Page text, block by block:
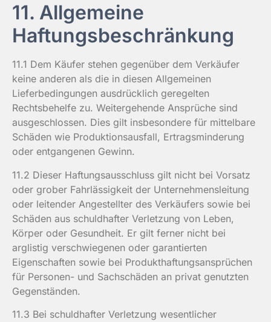
11. Allgemeine
Haftungsbeschränkung
11.1 Dem Käufer stehen gegenüber dem Verkäufer
keine anderen als die in diesen Allgemeinen
Lieferbedingungen ausdrücklich geregelten
Rechtsbehelfe zu. Weitergehende Ansprüche sind
ausgeschlossen. Dies gilt insbesondere für mittelbare
Schäden wie Produktionsausfall, Ertragsminderung
oder entgangenen Gewinn.
11.2 Dieser Haftungsausschluss gilt nicht bei Vorsatz
oder grober Fahrlässigkeit der Unternehmensleitung
oder leitender Angestellter des Verkäufers sowie bei
Schäden aus schuldhafter Verletzung von Leben,
Körper oder Gesundheit. Er gilt ferner nicht bei
arglistig verschwiegenen oder garantierten
Eigenschaften sowie bei Produkthaftungsansprüchen
für Personen- und Sachschäden an privat genutzten
Gegenständen.
11.3 Bei schuldhafter Verletzung wesentlicher